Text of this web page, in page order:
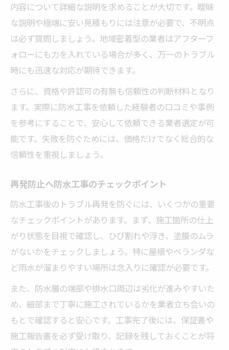
内容について詳細な説明を求めることが大切です。曖昧
な説明や極端に安い見積もりには注意が必要で、不明点
は必ず質問しましょう。地域密着型の業者はアフターフ
ォローにも力を入れている場合が多く、万一のトラブル
時にも迅速な対応が期待できます。
さらに、資格や許認可の有無も信頼性の判断材料となり
ます。実際に防水工事を依頼した経験者の口コミや事例
を参考にすることで、安心して依頼できる業者選定が可
能です。失敗を防ぐためには、価格だけでなく総合的な
信頼性を重視しましょう。
再発防止へ防水工事のチェックポイント
防水工事後のトラブル再発を防ぐには、いくつかの重要
なチェックポイントがあります。まず、施工箇所の仕上
がり状態を目視で確認し、ひび割れや浮き、塗膜のムラ
がないかをチェックしましょう。特に屋根やベランダな
ど雨水が溜まりやすい場所は念入りに確認が必要です。
また、防水層の端部や排水口周辺は劣化が進みやすいた
め、細部まで丁寧に施工されているかを業者立ち会いの
もとで確認すると安心です。工事完了後には、保証書や
施工報告書を必ず受け取り、記録を残しておくことが将